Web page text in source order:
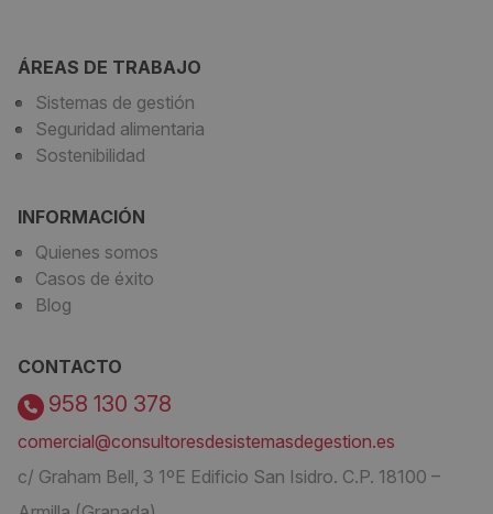
ÁREAS DE TRABAJO
Sistemas de gestión
Seguridad alimentaria
Sostenibilidad
INFORMACIÓN
Quienes somos
Casos de éxito
Blog
CONTACTO
958 130 378
comercial@consultoresdesistemasdegestion.es
c/ Graham Bell, 3 1ºE Edificio San Isidro. C.P. 18100 –